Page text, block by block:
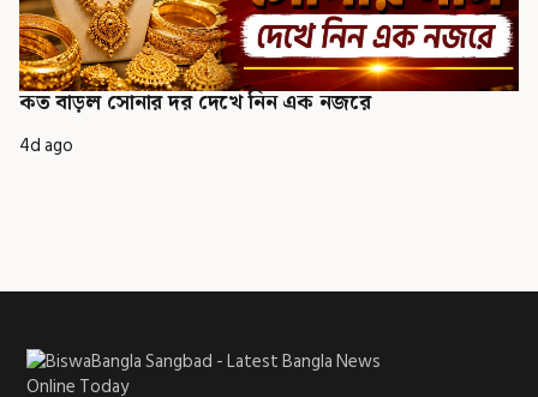
কত বাড়ল সোনার দর দেখে নিন এক নজরে
4d ago